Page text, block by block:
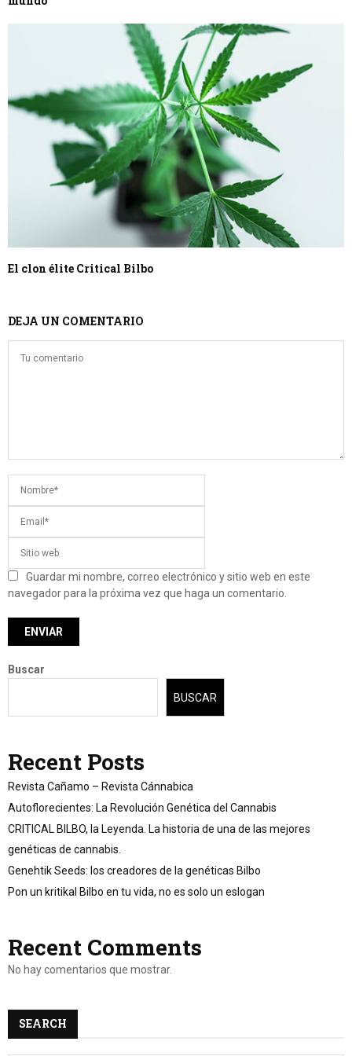
El clon élite Critical Bilbo
DEJA UN COMENTARIO
Guardar mi nombre, correo electrónico y sitio web en este
navegador para la próxima vez que haga un comentario.
Buscar
BUSCAR
Recent Posts
Revista Cañamo – Revista Cánnabica
Autoflorecientes: La Revolución Genética del Cannabis
CRITICAL BILBO, la Leyenda. La historia de una de las mejores
genéticas de cannabis.
Genehtik Seeds: los creadores de la genéticas Bilbo
Pon un kritikal Bilbo en tu vida, no es solo un eslogan
Recent Comments
No hay comentarios que mostrar.
SEARCH